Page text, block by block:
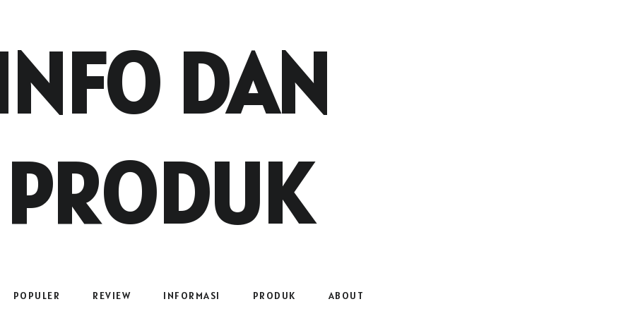
DAN
PRODUK
POPULER REVIEW INFORMASI PRODUK ABOUT